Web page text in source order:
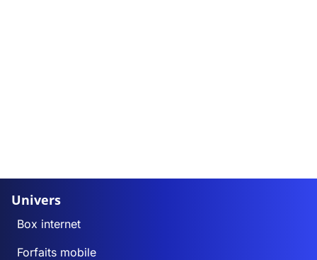
Univers
Box internet
Forfaits mobile